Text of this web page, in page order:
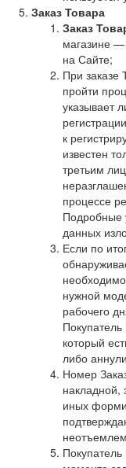
Заказ Товара
Заказ
магазине
на Сайте;
При заказе
пройти
указывает
к
известен
третьим
процессе
Подробные
данных
Если по
нужной
рабочего
Покупатель
который
либо
Номер
накладной,
иных